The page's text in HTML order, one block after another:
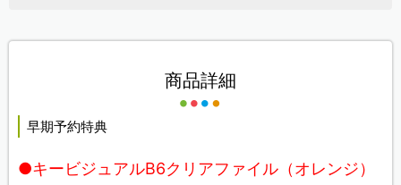
商品詳細
早期予約特典
●キービジュアルB6クリアファイル（オレンジ）